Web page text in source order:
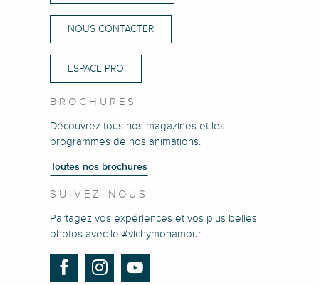
NOUS CONTACTER
ESPACE PRO
BROCHURES
Découvrez tous nos magazines et les
programmes de nos animations.
Toutes nos brochures
SUIVEZ-NOUS
Partagez vos expériences et vos plus belles
photos avec le #vichymonamour